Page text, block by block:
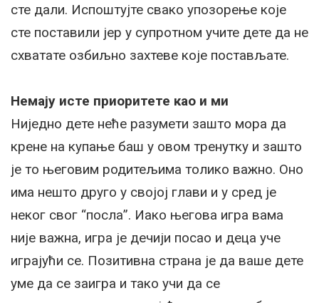
сте дали. Испоштујте свако упозорење које
сте поставили јер у супротном учите дете да не
схватате озбиљно захтеве које постављате.
Немају исте приоритете као и ми
Ниједно дете неће разумети зашто мора да
крене на купање баш у овом тренутку и зашто
је то његовим родитељима толико важно. Оно
има нешто друго у својој глави и у сред је
неког свог “посла”. Иако његова игра вама
није важна, игра је дечији посао и деца уче
играјући се. Позитивна страна је да ваше дете
уме да се заигра и тако учи да се